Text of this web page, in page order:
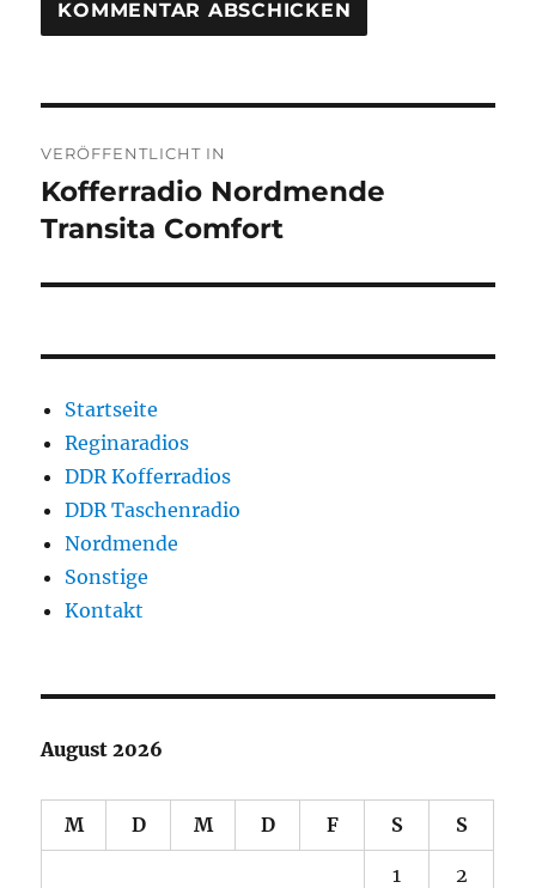
VERÖFFENTLICHT IN
Kofferradio Nordmende
Transita Comfort
Startseite
Reginaradios
DDR Kofferradios
DDR Taschenradio
Nordmende
Sonstige
Kontakt
August 2026
M D M D F S S
1 2